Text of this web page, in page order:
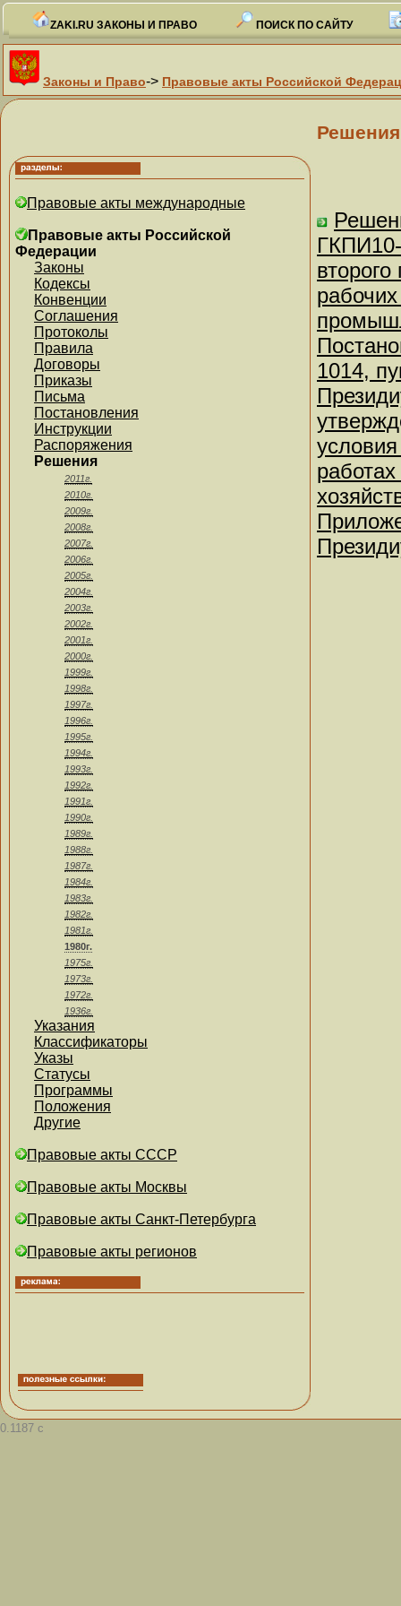
ZAKI.RU ЗАКОНЫ И ПРАВО ПОИСК ПО САЙТУ
Законы и Право-> Правовые акты Российской
Правовые акты международные
Правовые акты Российской
Федерации
Законы
Кодексы
Конвенции
Соглашения
Протоколы
Правила
Договоры
Приказы
Письма
Постановления
Инструкции
Распоряжения
Решения
2011г.
2010г.
2009г.
2008г.
2007г.
2006г.
2005г.
2004г.
2003г.
2002г.
2001г.
2000г.
1999г.
1998г.
1997г.
1996г.
1995г.
1994г.
1993г.
1992г.
1991г.
1990г.
1989г.
1988г.
1987г.
1984г.
1983г.
1982г.
1981г.
1980г.
1975г.
1973г.
1972г.
1936г.
Указания
Классификаторы
Указы
Статусы
Программы
Положения
Другие
Правовые акты СССР
Правовые акты Москвы
Правовые акты Санкт-Петербурга
Правовые акты регионов
1014,
0.1187 с